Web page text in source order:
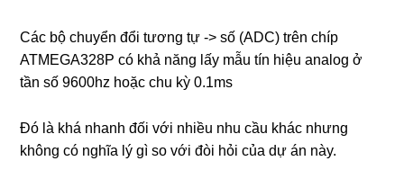
Các bộ chuyển đổi tương tự -> số (ADC) trên chíp
ATMEGA328P có khả năng lấy mẫu tín hiệu analog ở
tần số 9600hz hoặc chu kỳ 0.1ms
Đó là khá nhanh đối với nhiều nhu cầu khác nhưng
không có nghĩa lý gì so với đòi hỏi của dự án này.